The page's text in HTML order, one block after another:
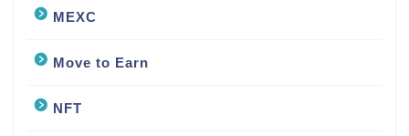
MEXC
Move to Earn
NFT